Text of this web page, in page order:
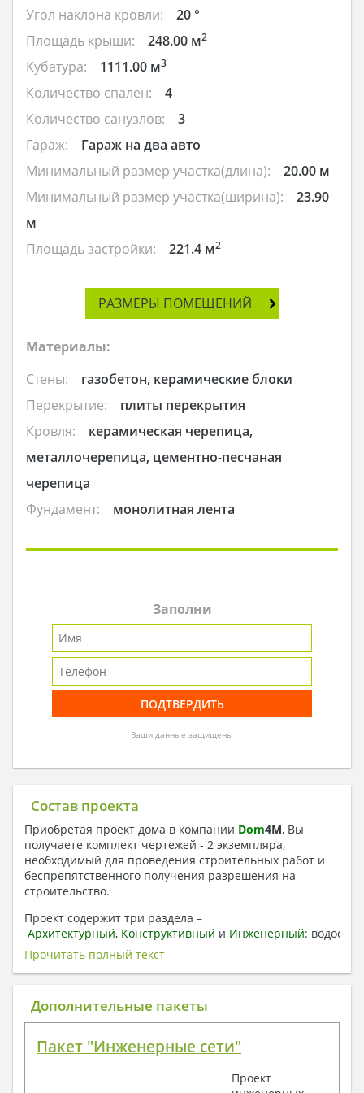
Угол наклона кровли:
20 °
Площадь крыши:
248.00 м2
Кубатура: 1111.00 м3
Количество спален:
4
Количество санузлов:
3
Гараж:
Гараж на два авто
Минимальный размер участка(длина):
20.00 м
Минимальный размер участка(ширина):
23.90
м
Площадь застройки:
221.4 м2
РАЗМЕРЫ ПОМЕЩЕНИЙ
Материалы:
Стены:
газобетон, керамические блоки
Перекрытие:
плиты перекрытия
Кровля:
керамическая черепица,
металлочерепица, цементно-песчаная
черепица
Фундамент:
монолитная лента
Заполни
Ваши данные защищены
Состав проекта
Приобретая проект дома в компании Dom4M, Вы
получаете комплект чертежей - 2 экземпляра,
необходимый для проведения строительных работ и
беспрепятственного получения разрешения на
строительство.
Проект содержит три раздела –
Архитектурный, Конструктивный и Инженерный:
отопление, вентиляция, канализация,
электроснабжение (приобретается за дополнительную
плату) + Пояснительная записка.
1. Архитектурный раздел:
План координационных осей
Поэтажные маркировочные планы с
Прочитать полный текст
Дополнительные пакеты
Пакет "Инженерные сети"
Проект